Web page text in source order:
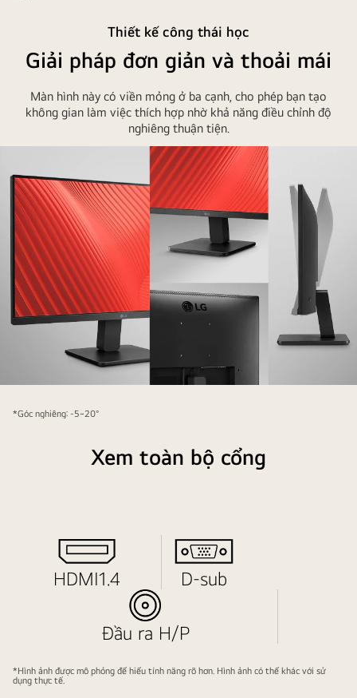
Thiết kế công thái học
Giải pháp đơn giản và thoải mái
Màn hình này có viền mỏng ở ba cạnh, cho phép bạn tạo
không gian làm việc thích hợp nhờ khả năng điều chỉnh độ
nghiêng thuận tiện.
hình
nghiêng.
*Góc nghiêng: -5~20°
Xem toàn bộ cổng
HDMI1.4 D-sub
Đầu ra H/P
*Hình ảnh được mô phỏng để hiểu tính năng rõ hơn. Hình ảnh có thể khác với sử
dụng thực tế.